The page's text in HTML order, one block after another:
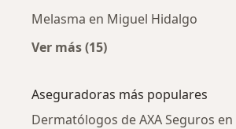
Melasma en Miguel Hidalgo
Ver más (15)
Aseguradoras más populares
Dermatólogos de AXA Seguros